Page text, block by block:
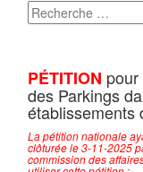
PÉTITION
des Parkings
établissements
La pétition nationale
clôturée le 3-11-2025
commission des